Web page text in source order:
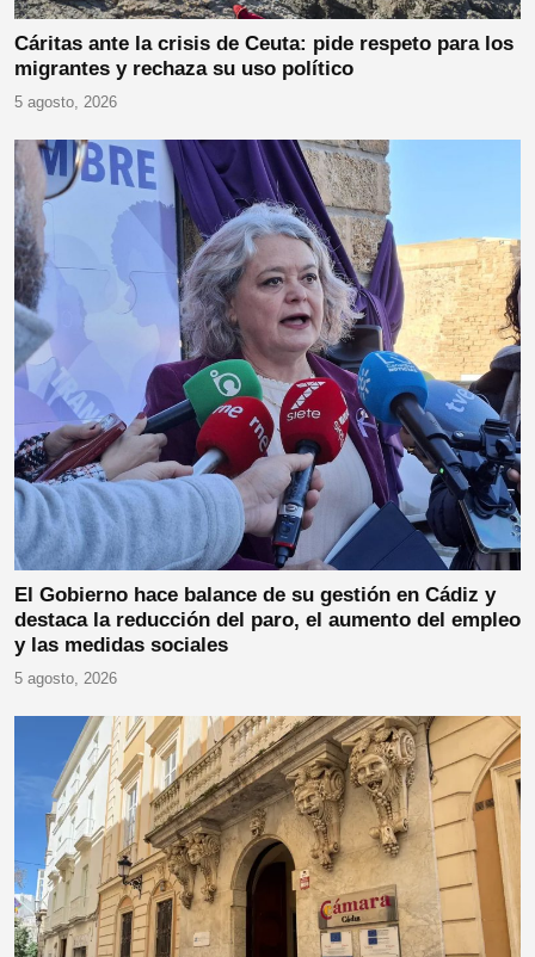
Cáritas ante la crisis de Ceuta: pide respeto para los
migrantes y rechaza su uso político
5 agosto, 2026
El Gobierno hace balance de su gestión en Cádiz y
destaca la reducción del paro, el aumento del empleo
y las medidas sociales
5 agosto, 2026